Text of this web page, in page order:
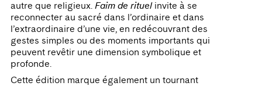
autre que religieux. Faim de rituelinvite à se
reconnecter au sacré dans l’ordinaire et dans
l’extraordinaire d’une vie, en redécouvrant des
gestes simples ou des moments importants qui
peuvent revêtir une dimension symbolique et
profonde.
Cette édition marque également un tournant